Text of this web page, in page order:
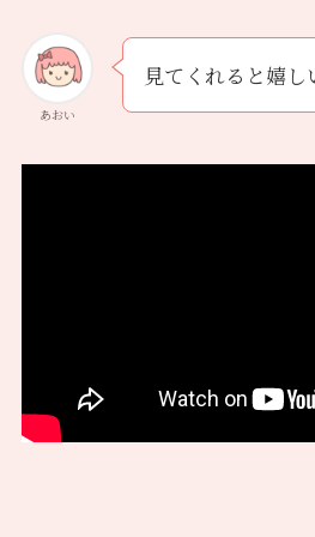
あおい
見てくれると嬉し